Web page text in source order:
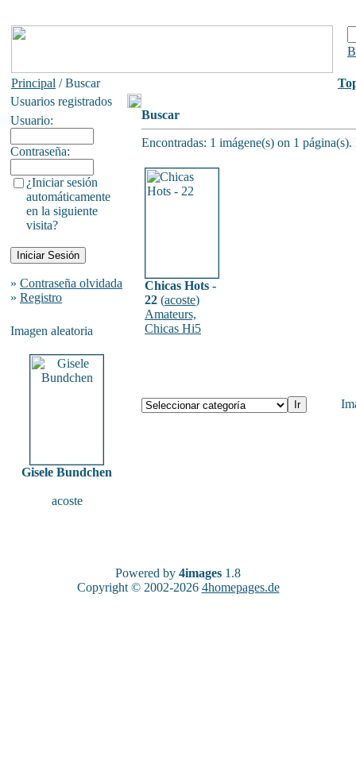
Principal / Buscar
Usuarios registrados
Usuario:
Contraseña:
¿Iniciar sesión
automáticamente
en la siguiente
visita?
» Contraseña olvidada
» Registro
Imagen aleatoria
Gisele Bundchen
acoste
Buscar
Encontradas: 1 imágene(s) on 1
Chicas Hots -
22 (acoste)
Amateurs,
Chicas Hi5
Powered by 4images 1.8
Copyright © 2002-2026 4homepages.de